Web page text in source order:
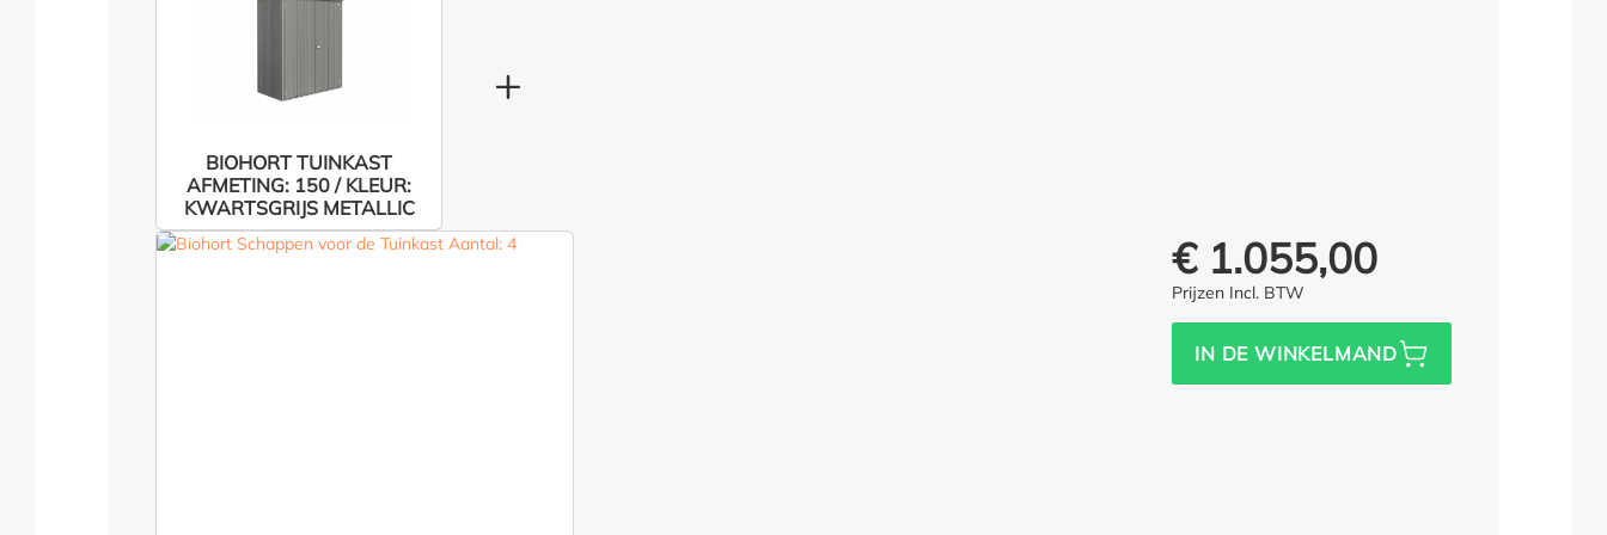
BIOHORT TUINKAST
AFMETING: 150 / KLEUR:
KWARTSGRIJS METALLIC
Prijs voor iedereen:
€ 1.055,00
Prijzen Incl. BTW
IN DE WINKELMAND